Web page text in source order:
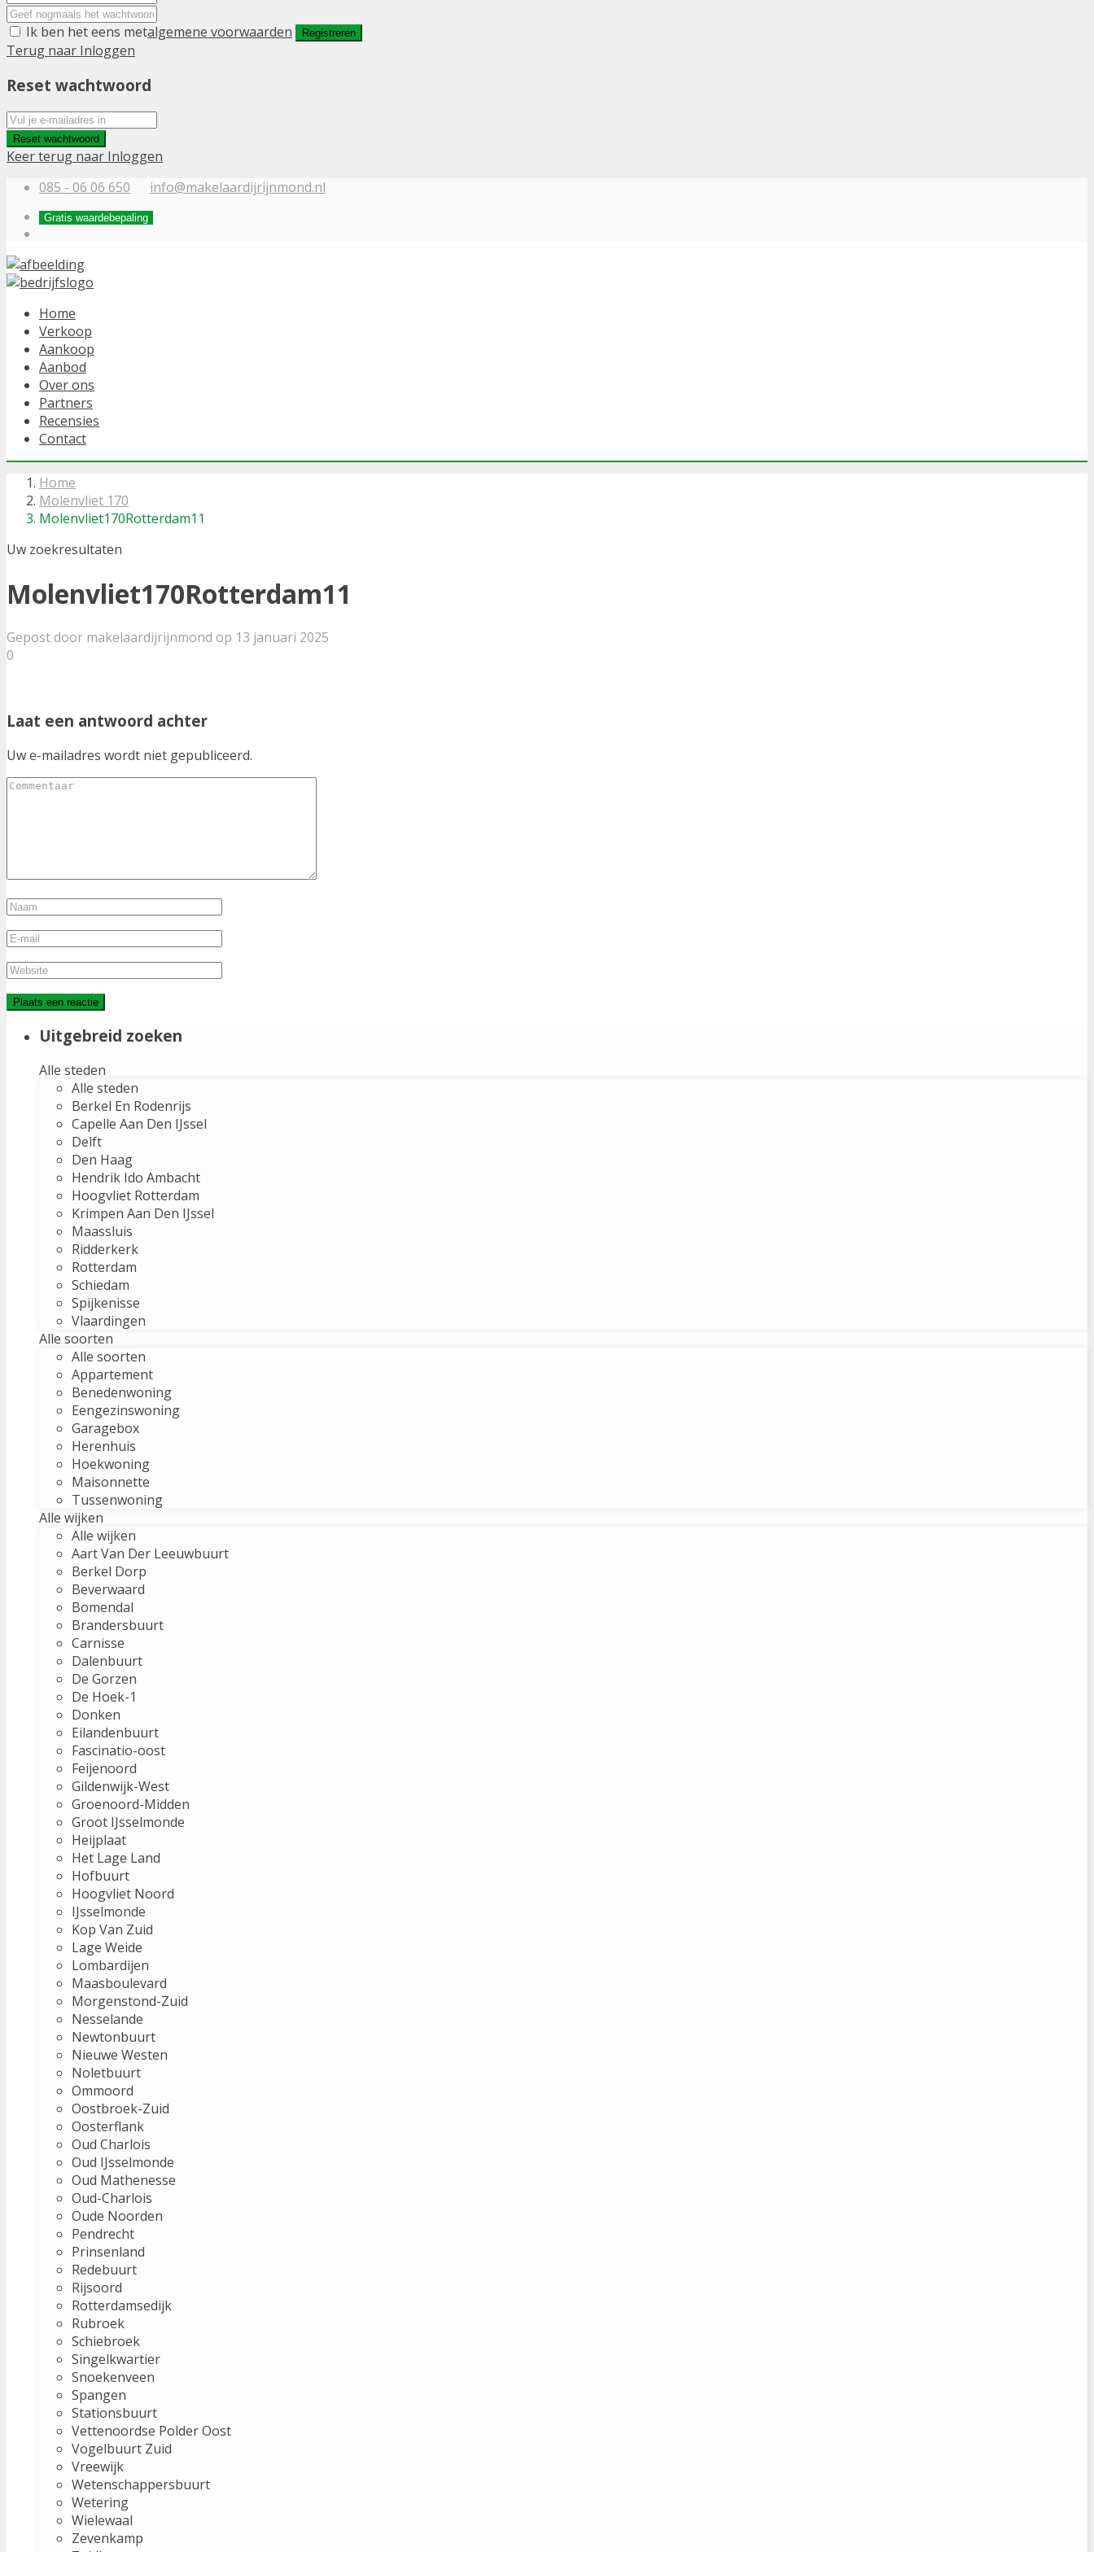
Ik ben het eens metalgemene voorwaarden Registreren
Terug naar Inloggen
Reset wachtwoord
Reset wachtwoord
Keer terug naar Inloggen
085 - 06 06 650
info@makelaardijrijnmond.nl
Gratis waardebepaling
Home
Verkoop
Aankoop
Aanbod
Over ons
Partners
Recensies
Contact
Home
Molenvliet 170
Molenvliet170Rotterdam11
Uw zoekresultaten
Molenvliet170Rotterdam11
Gepost door makelaardijrijnmond op 13 januari 2025
0
Laat een antwoord achter
Uw e-mailadres wordt niet gepubliceerd.
Uitgebreid zoeken
Alle steden
Alle steden
Berkel En Rodenrijs
Capelle Aan Den IJssel
Delft
Den Haag
Hendrik Ido Ambacht
Hoogvliet Rotterdam
Krimpen Aan Den IJssel
Maassluis
Ridderkerk
Rotterdam
Schiedam
Spijkenisse
Vlaardingen
Alle soorten
Alle soorten
Appartement
Benedenwoning
Eengezinswoning
Garagebox
Herenhuis
Hoekwoning
Maisonnette
Tussenwoning
Alle wijken
Alle wijken
Aart Van Der Leeuwbuurt
Berkel Dorp
Beverwaard
Bomendal
Brandersbuurt
Carnisse
Dalenbuurt
De Gorzen
De Hoek-1
Donken
Eilandenbuurt
Fascinatio-oost
Feijenoord
Gildenwijk-West
Groenoord-Midden
Groot IJsselmonde
Heijplaat
Het Lage Land
Hofbuurt
Hoogvliet Noord
IJsselmonde
Kop Van Zuid
Lage Weide
Lombardijen
Maasboulevard
Morgenstond-Zuid
Nesselande
Newtonbuurt
Nieuwe Westen
Noletbuurt
Ommoord
Oostbroek-Zuid
Oosterflank
Oud Charlois
Oud IJsselmonde
Oud Mathenesse
Oud-Charlois
Oude Noorden
Pendrecht
Prinsenland
Redebuurt
Rijsoord
Rotterdamsedijk
Rubroek
Schiebroek
Singelkwartier
Snoekenveen
Spangen
Stationsbuurt
Vettenoordse Polder Oost
Vogelbuurt Zuid
Vreewijk
Wetenschappersbuurt
Wetering
Wielewaal
Zevenkamp